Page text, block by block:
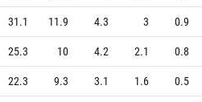
31.1 11.9 4.3 3
0.9
25.3 10 4.2 2.1
0.8
22.3 9.3 3.1 1.6
0.5